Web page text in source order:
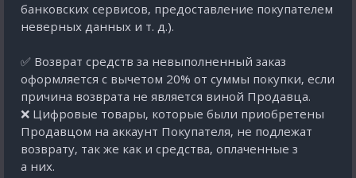
банковских сервисов, предоставление покупателем
неверных данных и т. д.).
✅ Возврат средств за невыполненный заказ
оформляется с вычетом 20% от суммы покупки, если
причина возврата не является виной Продавца.
❌ Цифровые товары, которые были приобретены
Продавцом на аккаунт Покупателя, не подлежат
возврату, так же как и средства, оплаченные з
а них.